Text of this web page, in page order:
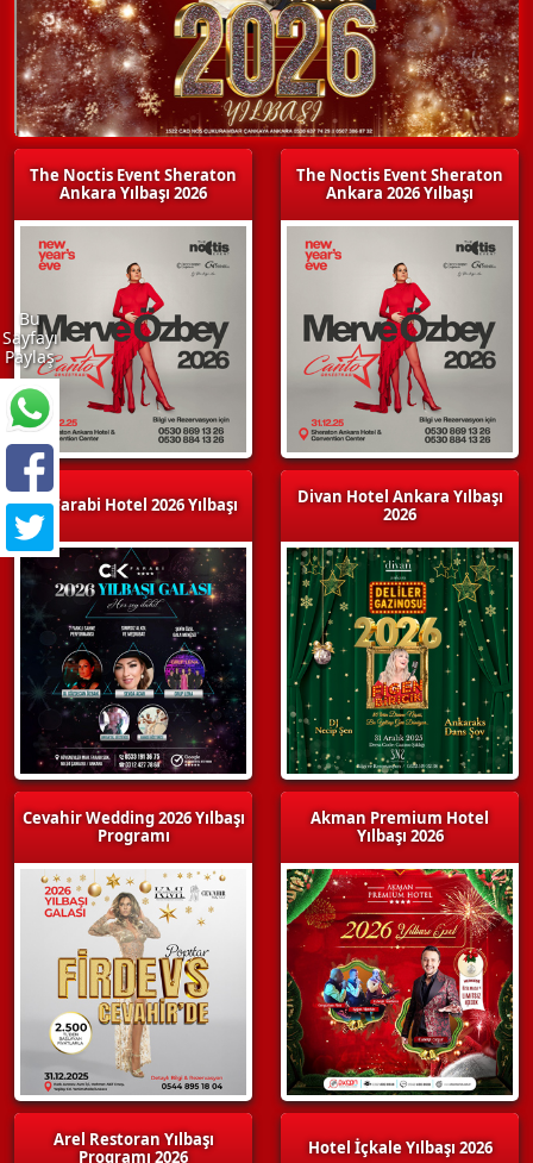
The Noctis Event Sheraton
Ankara Yılbaşı 2026
CK Farabi Hotel 2026 Yılbaşı
Cevahir Wedding 2026 Yılbaşı
Programı
Arel Restoran Yılbaşı
Programı 2026
The Noctis Event Sheraton
Ankara 2026 Yılbaşı
Divan Hotel Ankara Yılbaşı
2026
Akman Premium Hotel
Yılbaşı 2026
Hotel İçkale Yılbaşı 2026
Bu
Sayfayı
Paylaş